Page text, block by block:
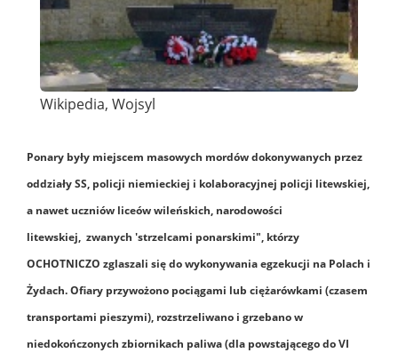
Wikipedia, Wojsyl
Ponary były miejscem masowych mordów dokonywanych przez
oddziały SS, policji niemieckiej i kolaboracyjnej policji litewskiej,
a nawet uczniów liceów wileńskich, narodowości
litewskiej, zwanych 'strzelcami ponarskimi", którzy
OCHOTNICZO zglaszali się do wykonywania egzekucji na Polach i
Żydach.Ofiary przywożono pociągami lub ciężarówkami (czasem
transportami pieszymi), rozstrzeliwano i grzebano w
niedokończonych zbiornikach paliwa (dla powstającego do VI